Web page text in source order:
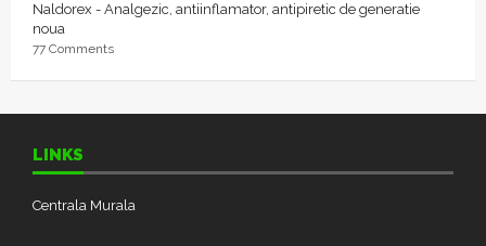
Naldorex - Analgezic, antiinflamator, antipiretic de generatie
noua
77 Comments
LINKS
Centrala Murala